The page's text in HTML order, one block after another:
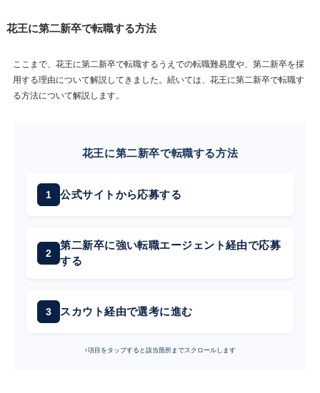
花王に第二新卒で転職する方法
ここまで、花王に第二新卒で転職するうえでの転職難易度や、第二新卒を採
用する理由について解説してきました。続いては、花王に第二新卒で転職す
る方法について解説します。
花王に第二新卒で転職する方法
公式サイトから応募する
第二新卒に強い転職エージェント経由で応募
する
スカウト経由で選考に進む
↑項目をタップすると該当箇所までスクロールします